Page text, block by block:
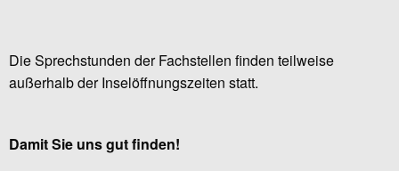
Die Sprechstunden der Fachstellen finden teilweise
außerhalb der Inselöffnungszeiten statt.
Damit Sie uns gut finden!